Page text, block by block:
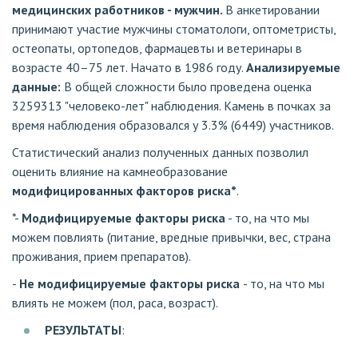
медицинских работников - мужчин. В анкетировании
принимают участие мужчины стоматологи, оптометристы,
остеопаты, ортопедов, фармацевты и ветеринары в
возрасте 40–75 лет. Начато в 1986 году. Анализируемые
данные: В общей сложности было проведена оценка
3259313 "человеко-лет" наблюдения. Камень в почках за
время наблюдения образовался у 3.3% (6449) участников.
Статистический анализ полученных данных позволил
оценить влияние на камнеобразование
модифицированных факторов риска*.
*- Модифицируемые факторы риска - то, на что мы
можем повлиять (питание, вредные привычки, вес, страна
проживания, прием препаратов).
- Не модифицируемые факторы риска - то, на что мы
влиять не можем (пол, раса, возраст).
РЕЗУЛЬТАТЫ: